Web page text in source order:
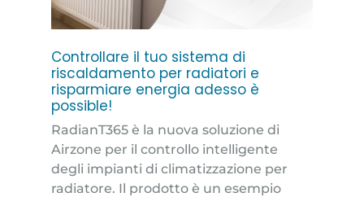
Controllare il tuo sistema di
riscaldamento per radiatori e
risparmiare energia adesso è
possible!
RadianT365 è la nuova soluzione di
Airzone per il controllo intelligente
degli impianti di climatizzazione per
radiatore. Il prodotto è un esempio